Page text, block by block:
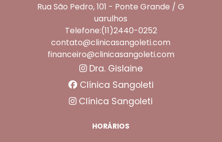
Rua São Pedro, 101 - Ponte Grande / G
uarulhos
Telefone:(11)2440-0252
contato@clinicasangoleti.com
financeiro@clinicasangoleti.com
Dra. Gislaine
Clínica Sangoleti
Clínica Sangoleti
HORÁRIOS